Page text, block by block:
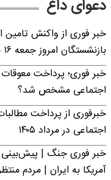
دعوای داغ
خبر فوری از واکنش تامین
بازنشستگان امروز جمعه ۱۶ مرداد ۱۴۰۵
خبر فوری؛ پرداخت
اجتماعی مشخص شد؟
خبرفوری از پرداخت
اجتماعی در مرداد ۱۴۰۵
خبر فوری جنگ | پیش‌بینی
آمریکا به ایران | مردم